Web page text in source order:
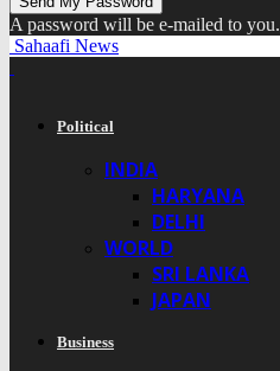
A password will be e-mailed to you.
Sahaafi News
Political
INDIA
HARYANA
DELHI
WORLD
SRI LANKA
JAPAN
Business